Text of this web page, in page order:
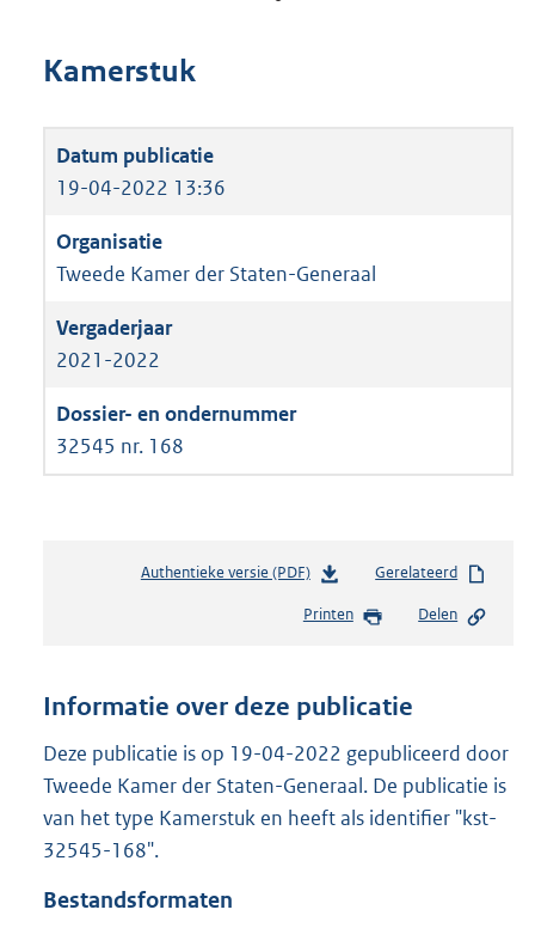
Kamerstuk
19-04-2022 13:36
Tweede Kamer der Staten-Generaal
2021-2022
32545 nr. 168
Authentieke versie (PDF)b
s
n
s
r
o
Gerelateerd
Printen Delen
Informatie over deze publicatie
Deze publicatie is op 19-04-2022 gepubliceerd door
Tweede Kamer der Staten-Generaal. De publicatie is
van het type Kamerstuk en heeft als identifier "kst-
32545-168".
Bestandsformaten